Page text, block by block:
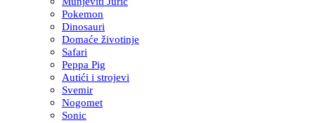
Pokemon
Dinosauri
Domaće životinje
Safari
Peppa Pig
Autići i strojevi
Svemir
Nogomet
Sonic